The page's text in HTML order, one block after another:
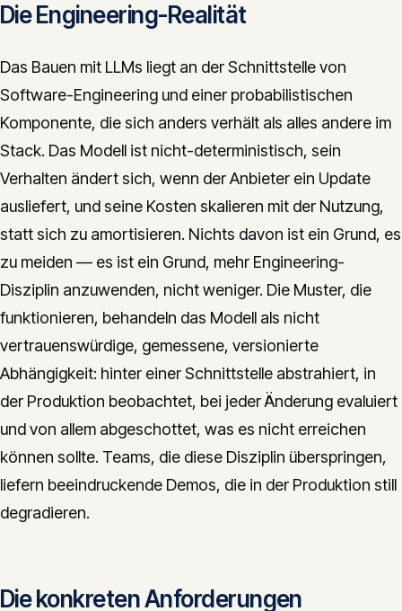
Die Engineering-Realität
Das Bauen mit LLMs liegt an der Schnittstelle von
Software-Engineering und einer probabilistischen
Komponente, die sich anders verhält als alles andere im
Stack. Das Modell ist nicht-deterministisch, sein
Verhalten ändert sich, wenn der Anbieter ein Update
ausliefert, und seine Kosten skalieren mit der Nutzung,
statt sich zu amortisieren. Nichts davon ist ein Grund, es
zu meiden — es ist ein Grund, mehr Engineering-
Disziplin anzuwenden, nicht weniger. Die Muster, die
funktionieren, behandeln das Modell als nicht
vertrauenswürdige, gemessene, versionierte
Abhängigkeit: hinter einer Schnittstelle abstrahiert, in
der Produktion beobachtet, bei jeder Änderung evaluiert
und von allem abgeschottet, was es nicht erreichen
können sollte. Teams, die diese Disziplin überspringen,
liefern beeindruckende Demos, die in der Produktion still
degradieren.
Die konkreten Anforderungen